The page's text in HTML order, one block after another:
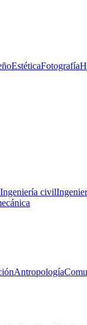
EstéticaFotografía
Ingeniería civil
Antropología